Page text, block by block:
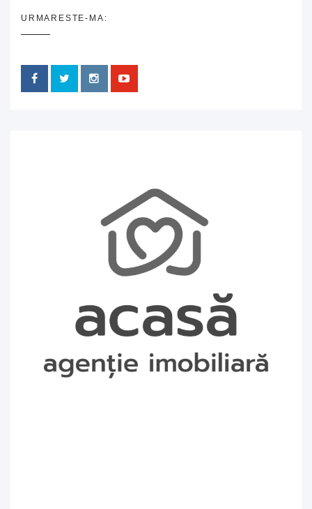
URMARESTE-MA: